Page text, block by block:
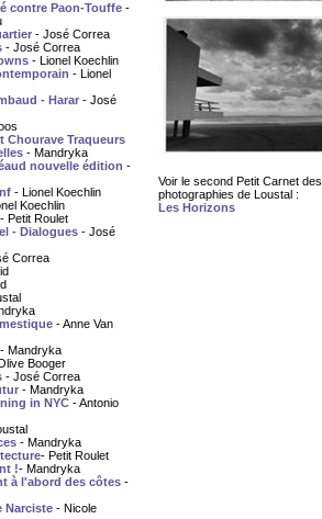
contre Paon-Touffe -
- José Correa
- José Correa
- Lionel Koechlin
- Lionel
- Harar - José
Chourave Traqueurs
- Mandryka
nouvelle édition -
- Lionel Koechlin
Koechlin
- Petit Roulet
- Dialogues - José
Correa
- Anne Van
- Mandryka
Booger
- José Correa
- Mandryka
in NYC - Antonio
- Mandryka
- Petit Roulet
!- Mandryka
à l'abord des côtes -
Narciste - Nicole
Voir le second Petit Carnet des
photographies de Loustal :
Les Horizons